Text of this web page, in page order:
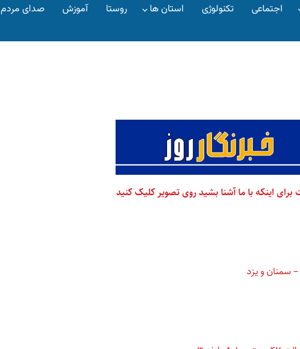
اجتماعی تکنولوژی استان ها روستا آموزش صدای مردم
اینکه با ما آشنا بشید روی تصویر کلیک کنید
سمنان و یزد